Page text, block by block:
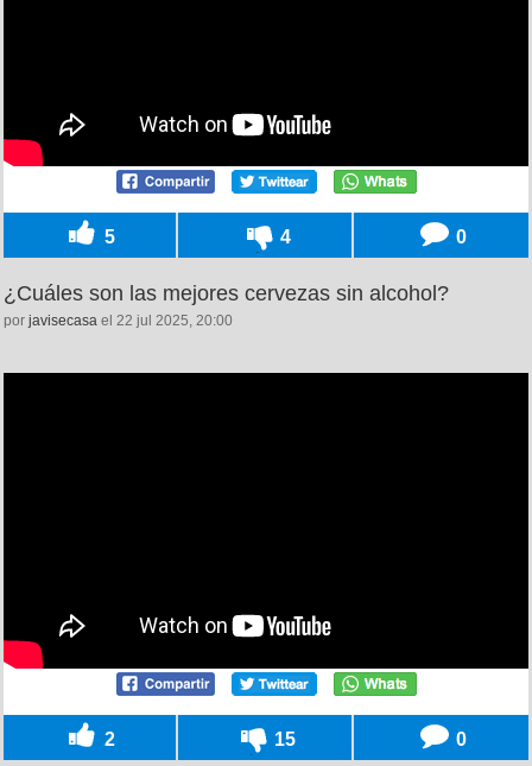
5 4 0
¿Cuáles son las mejores cervezas sin alcohol?
por javisecasa el 22 jul 2025, 20:00
2 15 0